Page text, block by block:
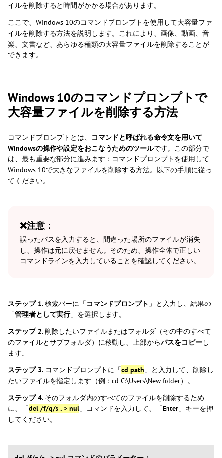
イルを削除すると時間がかかる場合があります。
ここで、Windows 10のコマンドプロンプトを使用して大容量ファ
イルを削除する方法を説明します。これにより、画像、動画、音
楽、文書など、あらゆる種類の大容量ファイルを削除することが
できます。
Windows 10のコマンドプロンプトで
大容量ファイルを削除する方法
コマンドプロンプトとは、
コマンドと呼ばれる命令文を用いて
Windowsの操作や設定をおこなうためのツールです。この部分で
は、最も重要な部分に進みます：コマンドプロンプトを使用して
Windows 10で大きなファイルを削除する方法。以下の手順に従っ
てください。
❌注意：
誤ったパスを入力すると、間違った場所のファイルが消失
し、操作は元に戻せません。そのため、操作全体で正しい
コマンドラインを入力していることを確認してください。
ステップ 1.検索バーに「 コマンドプロンプト 」と入力し、結果の
「管理者として実行」を選択します。
ステップ 2.削除したいファイルまたはフォルダ（その中のすべて
のファイルとサブフォルダ）に移動し、上部からパスをコピーし
ます。
ステップ 3. コマンドプロンプトに「cd path 」と入力して、削除し
たいファイルを指定します（例：cd C:\Users\New folder）。
ステップ 4. そのフォルダ内のすべてのファイルを削除するため
に、「del /f/q/s . > nul 」コマンドを入力して、「Enter 」キーを押
してください。